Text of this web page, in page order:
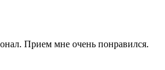
Прием мне очень понравился.